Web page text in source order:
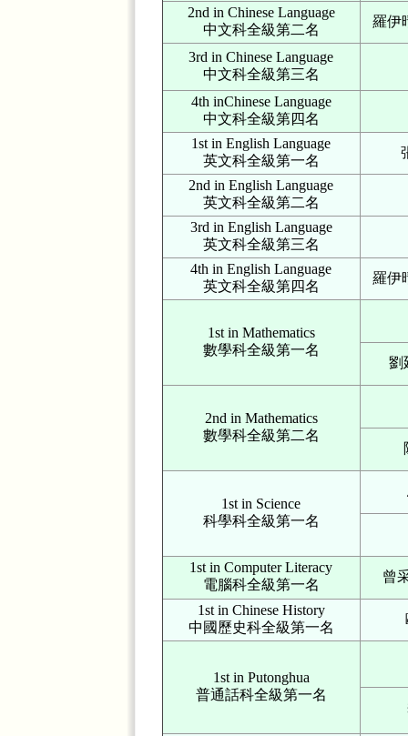
2nd in Chinese Language
中文科全級第二名
羅伊
3rd in Chinese Language
中文科全級第三名
4th inChinese Language
中文科全級第四名
1st in English Language
英文科全級第一名
2nd in English Language
英文科全級第二名
3rd in English Language
英文科全級第三名
4th in English Language
英文科全級第四名
羅伊
1st in Mathematics
數學科全級第一名
劉
2nd in Mathematics
數學科全級第二名
1st in Science
科學科全級第一名
1st in Computer Literacy
電腦科全級第一名
曾
1st in Chinese History
中國歷史科全級第一名
1st in Putonghua
普通話科全級第一名